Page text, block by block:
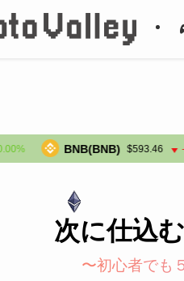
BNB(BNB) $593.46 -0.10%
次に仕込
〜初心者でも